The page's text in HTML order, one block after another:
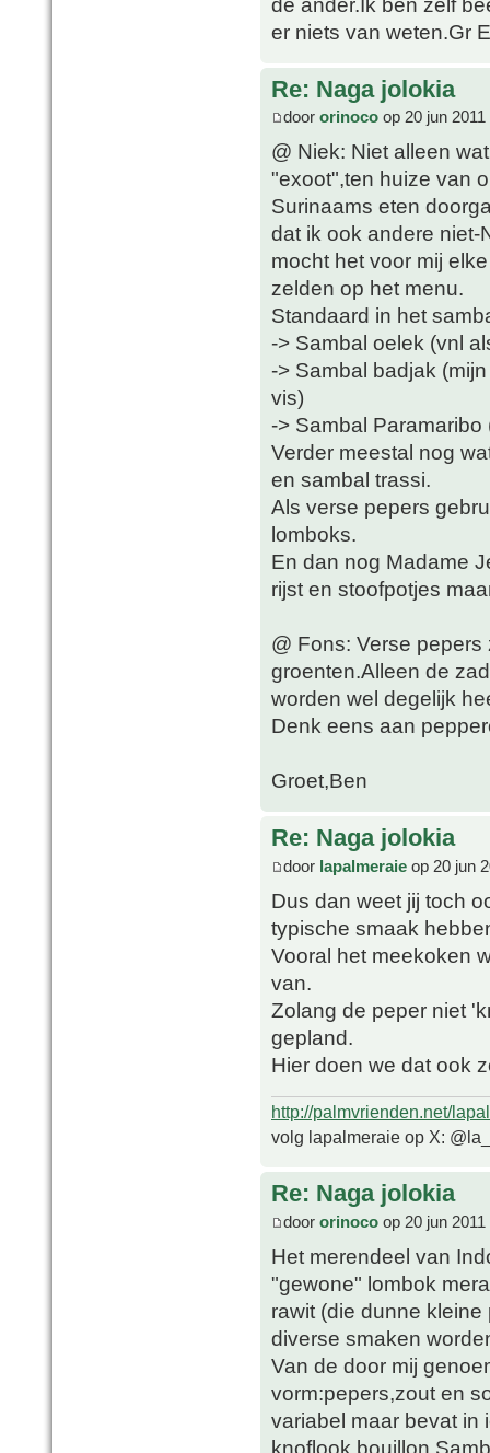
er niets van weten.Gr
Re: Naga jolokia
door orinoco op 20 jun 2011
@ Niek: Niet alleen
"exoot",ten huize van
Surinaams eten
dat ik ook andere
mocht het voor mij
zelden op het menu.
Standaard in het
-> Sambal oelek (vnl
-> Sambal badjak
vis)
-> Sambal
Verder meestal nog
en sambal trassi.
Als verse pepers
lomboks.
En dan nog Madame
rijst en stoofpotjes
@ Fons: Verse
groenten.Alleen de
worden wel degelijk
Denk eens aan
Groet,Ben
Re: Naga jolokia
door lapalmeraie op 20 jun
Dus dan weet jij toch
typische smaak
Vooral het meekoken
van.
Zolang de peper niet
gepland.
Hier doen we dat ook
http://palmvrienden.net/
volg lapalmeraie op X:
Re: Naga jolokia
door orinoco op 20 jun 2011
Het merendeel van
"gewone" lombok
rawit (die dunne
diverse smaken
Van de door mij
vorm:pepers,zout en
variabel maar bevat in